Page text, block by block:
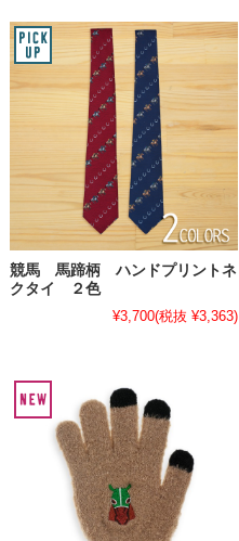
競馬 馬蹄柄 ハンドプリントネ
クタイ ２色
¥3,700(税抜 ¥3,363)